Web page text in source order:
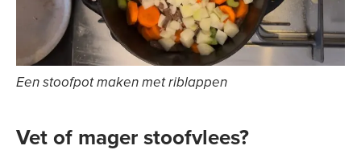
Een stoofpot maken met riblappen
Vet of mager stoofvlees?